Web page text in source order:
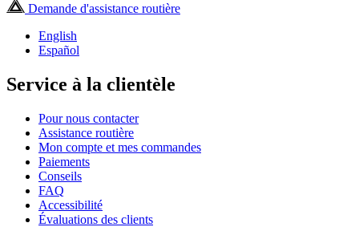
Demande d'assistance routière
English
Español
Service à la clientèle
Pour nous contacter
Assistance routière
Mon compte et mes commandes
Paiements
Conseils
FAQ
Accessibilité
Évaluations des clients